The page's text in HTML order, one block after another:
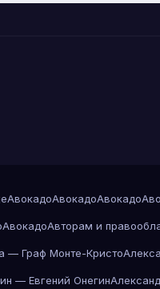
АвокадоАвокадоАвокадо
АвокадоАвторам и
— Граф Монте-Кристо
— Евгений Онегин